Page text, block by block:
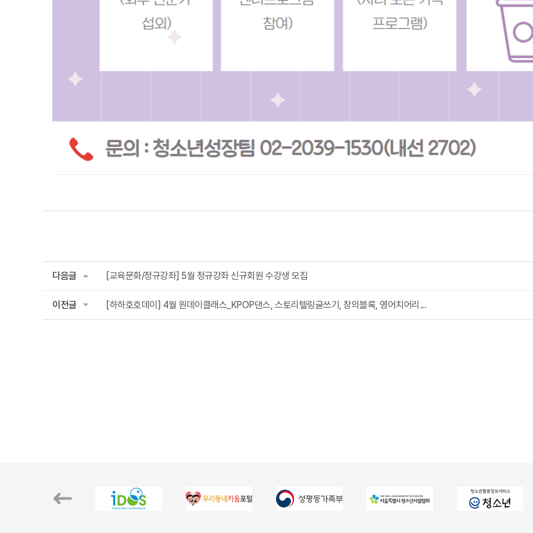
다음글 [교육문화/정규강좌] 5월 정규강좌 신규회원 수강생 모집
이전글 [하하호호데이] 4월 원데이클래스_KPOP댄스, 스토리텔링글쓰기, 창의블록, 영어치어리...